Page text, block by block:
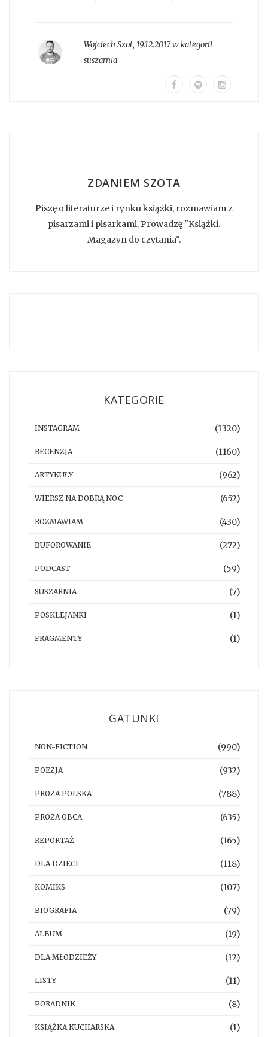
Wojciech Szot, 19.12.2017 w kategorii
suszarnia
ZDANIEM SZOTA
Piszę o literaturze i rynku książki, rozmawiam z
pisarzami i pisarkami. Prowadzę "Książki.
Magazyn do czytania".
KATEGORIE
INSTAGRAM (1320)
RECENZJA (1160)
ARTYKUŁY (962)
WIERSZ NA DOBRĄ NOC (652)
ROZMAWIAM (430)
BUFOROWANIE (272)
PODCAST (59)
SUSZARNIA (7)
POSKLEJANKI (1)
FRAGMENTY (1)
GATUNKI
NON-FICTION (990)
POEZJA (932)
PROZA POLSKA (788)
PROZA OBCA (635)
REPORTAŻ (165)
DLA DZIECI (118)
KOMIKS (107)
BIOGRAFIA (79)
ALBUM (19)
DLA MŁODZIEŻY (12)
LISTY (11)
PORADNIK (8)
KSIĄŻKA KUCHARSKA (1)